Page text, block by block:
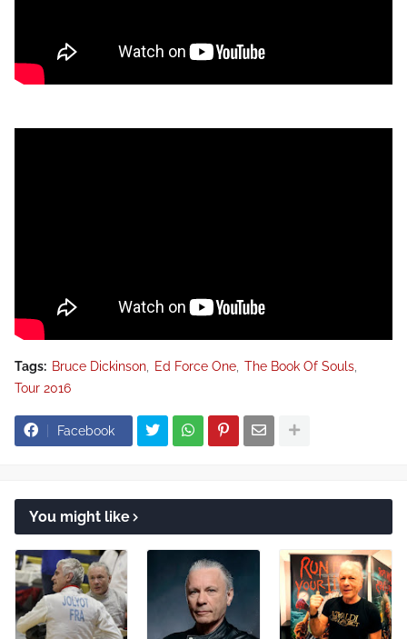
Tags: Bruce Dickinson Ed Force One The Book Of Souls
Tour 2016
Facebook
You might like